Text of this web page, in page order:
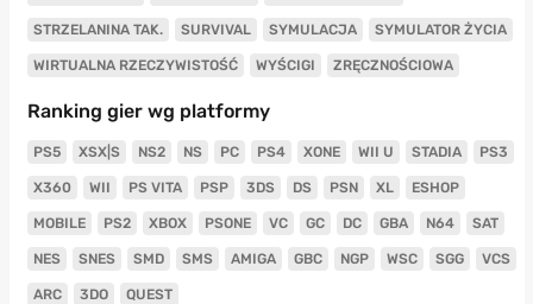
STRZELANINA TAK. SURVIVAL SYMULACJA SYMULATOR ŻYCIA
WIRTUALNA RZECZYWISTOŚĆ WYŚCIGI ZRĘCZNOŚCIOWA
Ranking gier wg platformy
PS5 XSX|S NS2 NS PC PS4 XONE WII U STADIA PS3
X360 WII PS VITA PSP 3DS DS PSN XL ESHOP
MOBILE PS2 XBOX PSONE VC GC DC GBA N64 SAT
NES SNES SMD SMS AMIGA GBC NGP WSC SGG VCS
ARC 3DO QUEST